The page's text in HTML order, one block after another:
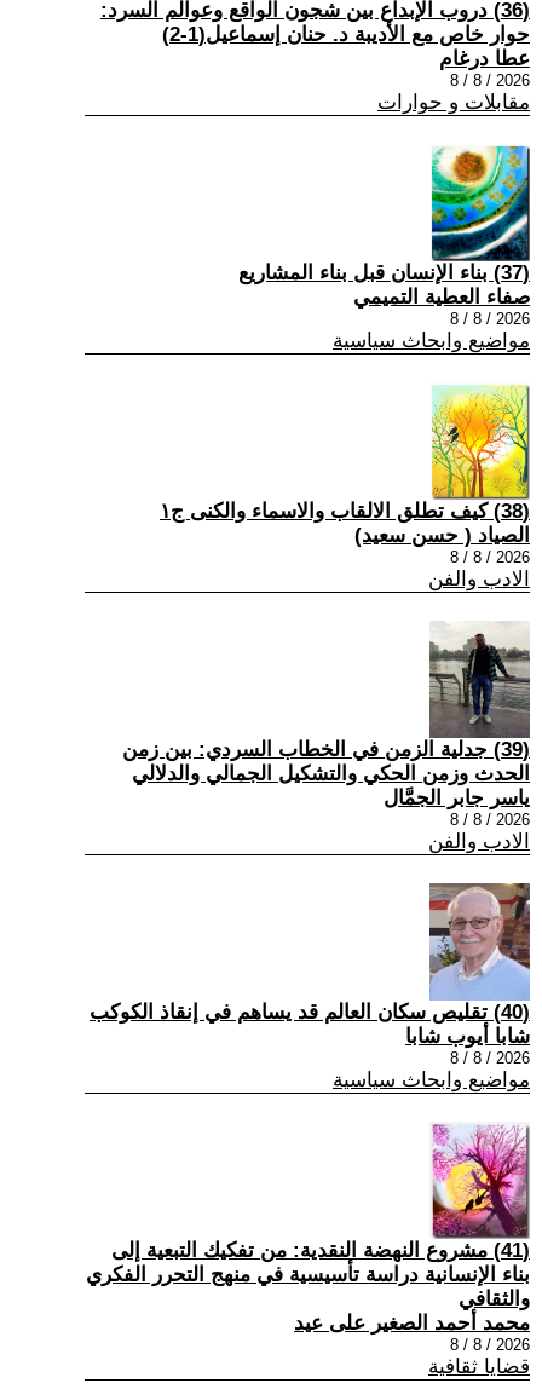
(36) دروب الإبداع بين شجون الواقع وعوالم السرد:
حوار خاص مع الأديبة د. حنان إسماعيل(1-2)
عطا درغام
2026 / 8 / 8
مقابلات و حوارات
(37) بناء الإنسان قبل بناء المشاريع
صفاء العطية التميمي
2026 / 8 / 8
مواضيع وابحاث سياسية
(38) كيف تطلق الالقاب والاسماء والكنى ج١
الصياد ‏( حسن سعيد‏)
2026 / 8 / 8
الادب والفن
(39) جدلية الزمن في الخطاب السردي: بين زمن
الحدث وزمن الحكي والتشكيل الجمالي والدلالي
ياسر جابر الجمَّال
2026 / 8 / 8
الادب والفن
(40) تقليص سكان العالم قد يساهم في إنقاذ الكوكب
شابا أيوب شابا
2026 / 8 / 8
مواضيع وابحاث سياسية
(41) مشروع النهضة النقدية: من تفكيك التبعية إلى
بناء الإنسانية دراسة تأسيسية في منهج التحرر الفكري
والثقافي
محمد أحمد الصغير على عيد
2026 / 8 / 8
قضايا ثقافية